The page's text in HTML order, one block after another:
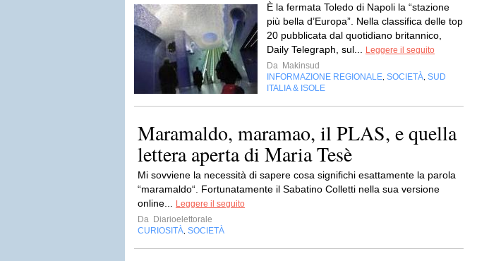
È la fermata Toledo di Napoli la “stazione
più bella d’Europa”. Nella classifica delle top
20 pubblicata dal quotidiano britannico,
Daily Telegraph, sul...
Leggere il seguito
Da Makinsud
INFORMAZIONE REGIONALE SOCIETÀ SUD
ITALIA & ISOLE
Maramaldo, maramao, il PLAS, e quella
lettera aperta di Maria Tesè
Mi sovviene la necessità di sapere cosa significhi esattamente la parola
“maramaldo“. Fortunatamente il Sabatino Colletti nella sua versione
online...
Leggere il seguito
Da Diarioelettorale
CURIOSITÀ SOCIETÀ